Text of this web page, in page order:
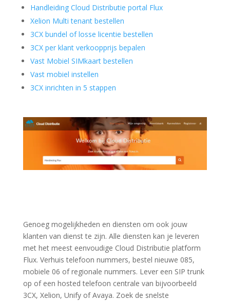
Handleiding Cloud Distributie portal Flux
Xelion Multi tenant bestellen
3CX bundel of losse licentie bestellen
3CX per klant verkoopprijs bepalen
Vast Mobiel SIMkaart bestellen
Vast mobiel instellen
3CX inrichten in 5 stappen
Genoeg mogelijkheden en diensten om ook jouw
klanten van dienst te zijn. Alle diensten kan je leveren
met het meest eenvoudige Cloud Distributie platform
Flux. Verhuis telefoon nummers, bestel nieuwe 085,
mobiele 06 of regionale nummers. Lever een SIP trunk
op of een hosted telefoon centrale van bijvoorbeeld
3CX, Xelion, Unify of Avaya. Zoek de snelste